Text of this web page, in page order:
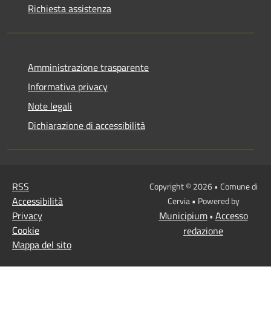
Richiesta assistenza
Amministrazione trasparente
Informativa privacy
Note legali
Dichiarazione di accessibilità
RSS
Accessibilità
Privacy
Cookie
Mappa del sito
Copyright © 2026 • Comune di
Cervia • Powered by
Municipium• Accesso
redazione